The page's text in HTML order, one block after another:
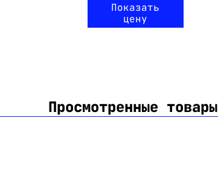
Показать
цену
Просмотренные товары